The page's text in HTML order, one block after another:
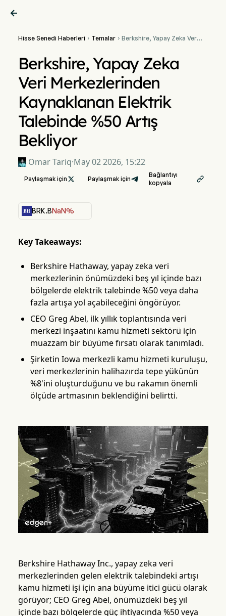

Hisse Senedi Haberleri  Temalar Berkshire, Yapay Zeka Veri
Talebinde %50 Artış
Bekliyor
Berkshire, Yapay Zeka
Veri Merkezlerinden
Kaynaklanan Elektrik
Talebinde %50 Artış
Bekliyor
Omar Tariq·May 02 2026, 15:22
Paylaşmak için  Paylaşmak için
Bağlantıyı
kopyala

BRK.BNaN%
Key Takeaways:
Berkshire Hathaway, yapay zeka veri
merkezlerinin önümüzdeki beş yıl içinde bazı
bölgelerde elektrik talebinde %50 veya daha
fazla artışa yol açabileceğini öngörüyor.
CEO Greg Abel, ilk yıllık toplantısında veri
merkezi inşaatını kamu hizmeti sektörü için
muazzam bir büyüme fırsatı olarak tanımladı.
Şirketin Iowa merkezli kamu hizmeti kuruluşu,
veri merkezlerinin halihazırda tepe yükünün
%8'ini oluşturduğunu ve bu rakamın önemli
ölçüde artmasının beklendiğini belirtti.
Berkshire Hathaway Inc., yapay zeka veri
merkezlerinden gelen elektrik talebindeki artışı
kamu hizmeti işi için ana büyüme itici gücü olarak
görüyor; CEO Greg Abel, önümüzdeki beş yıl
içinde bazı bölgelerde güç ihtiyacında %50 veya